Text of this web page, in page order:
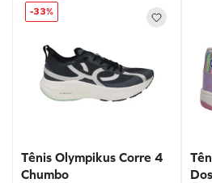
-33%
Tênis Olympikus Corre 4
Chumbo